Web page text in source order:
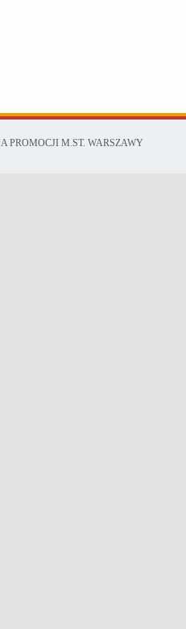
PROMOCJI M.ST. WARSZAWY